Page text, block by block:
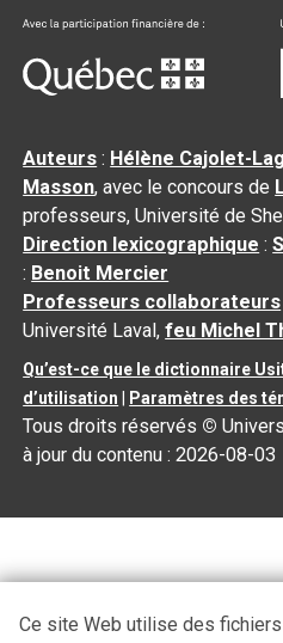
Auteurs : Hélène Cajolet-
Masson, avec le concours de
professeurs, Université de
Direction lexicographique :
: Benoit Mercier
Professeurs collaborateurs
Université Laval,feu Michel
Qu’est-ce que le dictionnaire
d’utilisation
Paramètres des
Tous droits réservés ©
à jour du contenu :2026-08-03
Ce site Web utilise des